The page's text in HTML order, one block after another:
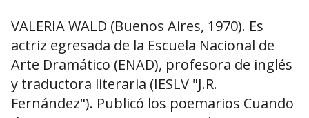
VALERIA WALD (Buenos Aires, 1970). Es
actriz egresada de la Escuela Nacional de
Arte Dramático (ENAD), profesora de inglés
y traductora literaria (IESLV "J.R.
Fernández"). Publicó los poemarios Cuando